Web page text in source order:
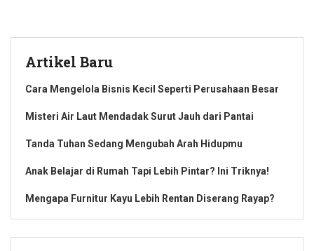
Artikel Baru
Cara Mengelola Bisnis Kecil Seperti Perusahaan Besar
Misteri Air Laut Mendadak Surut Jauh dari Pantai
Tanda Tuhan Sedang Mengubah Arah Hidupmu
Anak Belajar di Rumah Tapi Lebih Pintar? Ini Triknya!
Mengapa Furnitur Kayu Lebih Rentan Diserang Rayap?